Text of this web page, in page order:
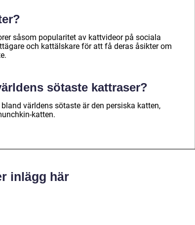
såsom popularitet av kattvideor på sociala
och kattälskare för att få deras åsikter om
sötaste kattraser?
världens sötaste är den persiska katten,
katten.
inlägg här